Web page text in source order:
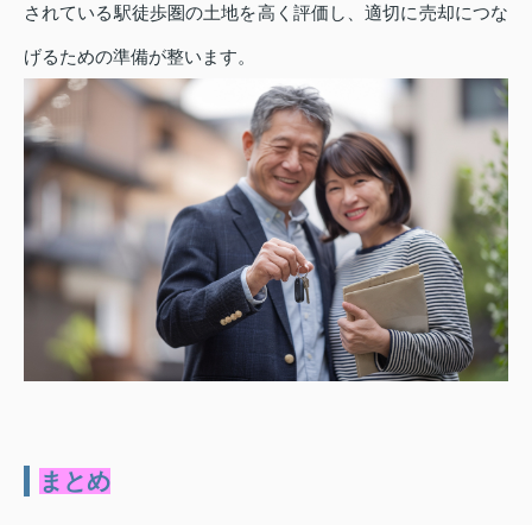
されている駅徒歩圏の土地を高く評価し、適切に売却につな
げるための準備が整います。
まとめ